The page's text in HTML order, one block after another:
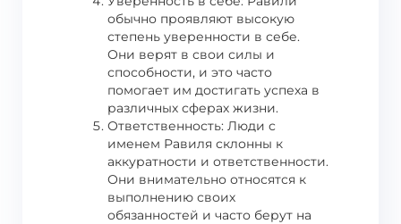
обычно проявляют высокую
степень уверенности в себе.
Они верят в свои силы и
способности, и это часто
помогает им достигать успеха в
различных сферах жизни.
Ответственность: Люди с
именем Равиля склонны к
аккуратности и ответственности.
Они внимательно относятся к
выполнению своих
обязанностей и часто берут на